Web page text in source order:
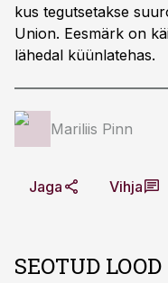
kus tegutsetakse
Union. Eesmärk on
lähedal küünlatehas.
Mariliis Pinn
Jaga Vihja
SEOTUD LOOD